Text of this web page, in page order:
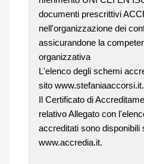
documenti prescrittivi
nell'organizzazione dei
assicurandone la
organizzativa
L'elenco degli schemi
sito www.stefaniaaccorsi.it.
Il Certificato di
relativo Allegato con
accreditati sono disponibili
www.accredia.it.